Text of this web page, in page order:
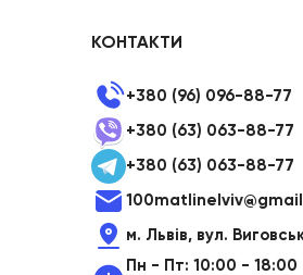
КОНТАКТИ
+380 (96) 096-88-77
+380 (63) 063-88-77
+380 (63) 063-88-77
м. Львів, вул.
Пн - Пт: 10:00 - 18:00